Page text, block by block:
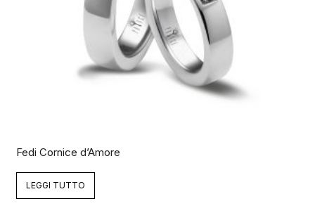
Fedi Cornice d’Amore
LEGGI TUTTO